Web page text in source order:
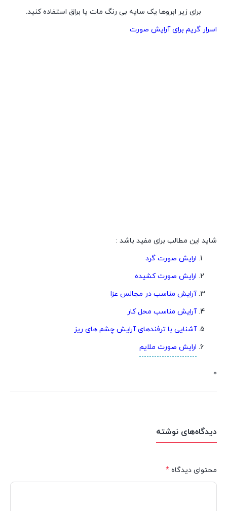
برای زیر ابروها یک سایه بی رنگ مات یا براق استفاده کنید.
اسرار گریم برای آرایش صورت
شاید این مطالب برای مفید باشد :
ارایش صورت گرد
ارایش صورت کشیده
آرایش مناسب در مجالس عزا
آرایش مناسب محل کار
آشنایی با ترفندهای آرایش چشم های ریز
ارایش صورت ملایم
0
دیدگاه‌های نوشته
محتوای دیدگاه *